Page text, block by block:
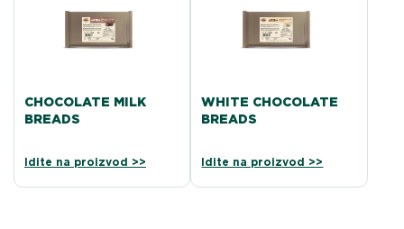
CHOCOLATE MILK
BREADS
Idite na proizvod >>
WHITE CHOCOLATE
BREADS
Idite na proizvod >>